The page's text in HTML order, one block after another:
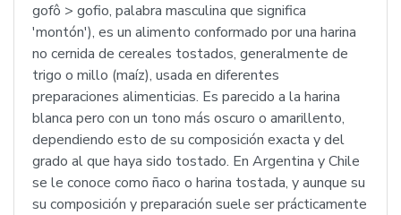
gofô > gofio, palabra masculina que significa
'montón'), es un alimento conformado por una harina
no cernida de cereales tostados, generalmente de
trigo o millo (maíz), usada en diferentes
preparaciones alimenticias. Es parecido a la harina
blanca pero con un tono más oscuro o amarillento,
dependiendo esto de su composición exacta y del
grado al que haya sido tostado. En Argentina y Chile
se le conoce como ñaco o harina tostada, y aunque su
su composición y preparación suele ser prácticamente